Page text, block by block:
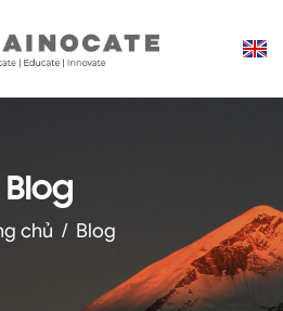
Blog
chủ / Blog